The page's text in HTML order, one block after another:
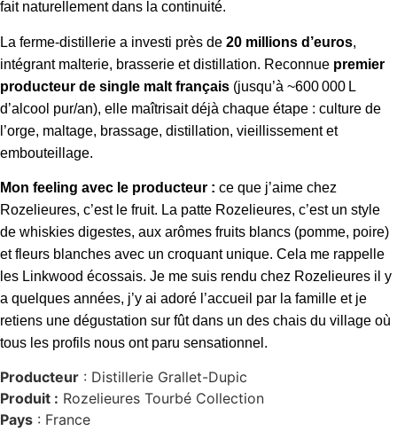
fait naturellement dans la continuité.
La ferme-distillerie a investi près de 20 millions d’euros,
intégrant malterie, brasserie et distillation. Reconnue premier
producteur de single malt français (jusqu’à ~600 000 L
d’alcool pur/an), elle maîtrisait déjà chaque étape : culture de
l’orge, maltage, brassage, distillation, vieillissement et
embouteillage.
Mon feeling avec le producteur : ce que j’aime chez
Rozelieures, c’est le fruit. La patte Rozelieures, c’est un style
de whiskies digestes, aux arômes fruits blancs (pomme, poire)
et fleurs blanches avec un croquant unique. Cela me rappelle
les Linkwood écossais. Je me suis rendu chez Rozelieures il y
a quelques années, j’y ai adoré l’accueil par la famille et je
retiens une dégustation sur fût dans un des chais du village où
tous les profils nous ont paru sensationnel.
Producteur : Distillerie Grallet-Dupic
Produit : Rozelieures Tourbé Collection
Pays : France